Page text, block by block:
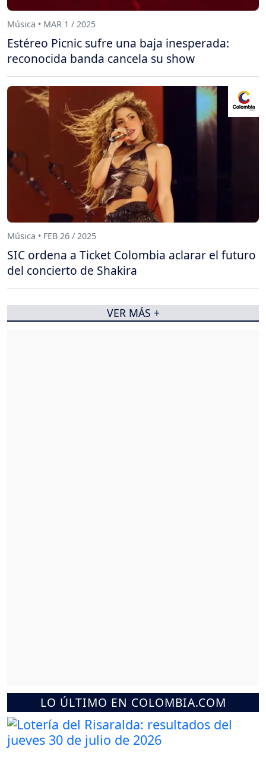
LO ÚLTIMO EN COLOMBIA.COM
Música • MAR 1 / 2025
Estéreo Picnic sufre una baja inesperada:
reconocida banda cancela su show
Música • FEB 26 / 2025
SIC ordena a Ticket Colombia aclarar el futuro
del concierto de Shakira
VER MÁS +